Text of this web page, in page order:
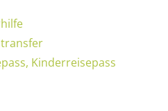
Kinderreisepass